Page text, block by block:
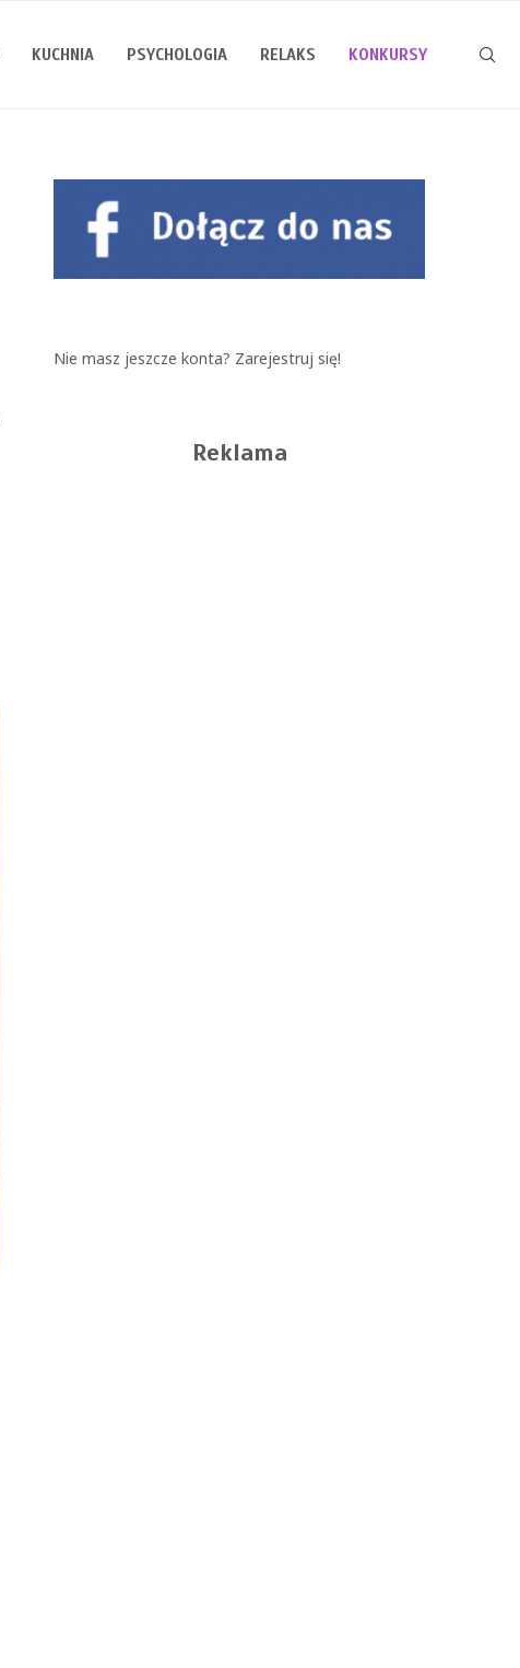
KUCHNIA PSYCHOLOGIA RELAKS KONKURSY
Nie masz jeszcze konta? Zarejestruj się!
Reklama